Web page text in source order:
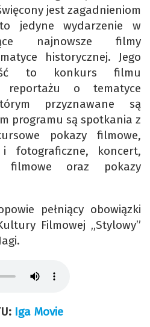
jest zagadnieniom
jedyne wydarzenie w
najnowsze filmy
historycznej. Jego
to konkurs filmu
reportażu o tematyce
przyznawane są
programu są spotkania z
pokazy filmowe,
fotograficzne, koncert,
filmowe oraz pokazy
pełniący obowiązki
Filmowej „Stylowy”
Iga Movie